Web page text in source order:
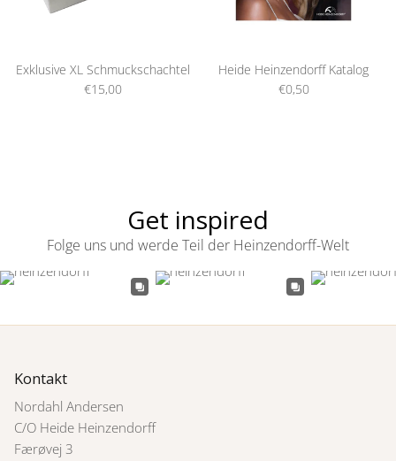
Exklusive XL Schmuckschachtel
€15,00
Heide Heinzendorff Katalog
€0,50
Get inspired
Folge uns und werde Teil der Heinzendorff-Welt
Kontakt
Nordahl Andersen
C/O Heide Heinzendorff
Færøvej 3